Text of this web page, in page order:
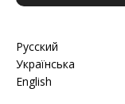
Русский
Українська
English